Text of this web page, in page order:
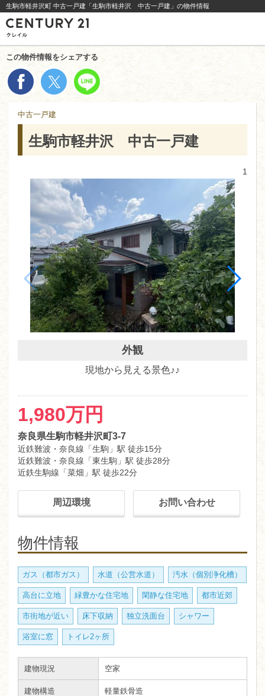
生駒市軽井沢町 中古一戸建「生駒市軽井沢 中古一戸建」の物件情報
この物件情報をシェアする
中古一戸建
生駒市軽井沢 中古一戸建
1
外観
現地から見える景色♪♪
1,980万円
奈良県生駒市軽井沢町3-7
近鉄難波・奈良線「生駒」駅 徒歩15分
近鉄難波・奈良線「東生駒」駅 徒歩28分
近鉄生駒線「菜畑」駅 徒歩22分
周辺環境 お問い合わせ
物件情報
ガス（都市ガス） 水道（公営水道） 汚水（個別浄化槽）
高台に立地 緑豊かな住宅地 閑静な住宅地 都市近郊
市街地が近い 床下収納 独立洗面台 シャワー
浴室に窓 トイレ2ヶ所
建物現況 空家
建物構造 軽量鉄骨造